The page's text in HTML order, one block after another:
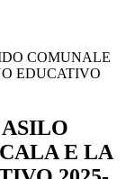
COMUNALE
EDUCATIVO
E LA